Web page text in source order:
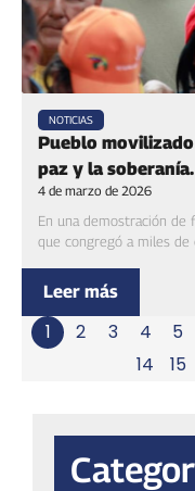
NOTICIAS
Pueblo
paz y la soberanía.
4 de marzo de 2026
En una demostración
que congregó a miles de
Leer más
1 2 3 4 5
14
15